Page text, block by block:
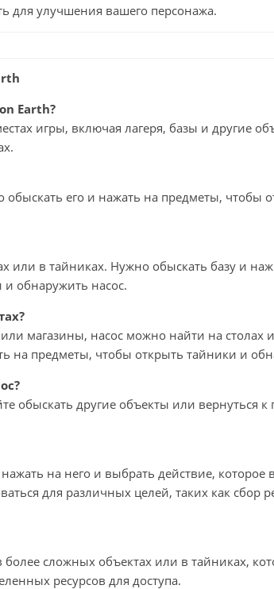
для улучшения вашего персонажа.
Earth?
игры, включая лагеря, базы и другие
обыскать его и нажать на предметы, чтобы
или в тайниках. Нужно обыскать базу и
обнаружить насос.
магазины, насос можно найти на столах
на предметы, чтобы открыть тайники и
обыскать другие объекты или вернуться
на него и выбрать действие, которое
для различных целей, таких как сбор
сложных объектах или в тайниках,
ресурсов для доступа.